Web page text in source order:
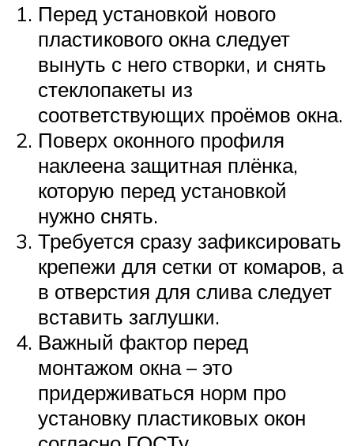
Перед установкой нового
пластикового окна следует
вынуть с него створки, и снять
стеклопакеты из
соответствующих проёмов окна.
Поверх оконного профиля
наклеена защитная плёнка,
которую перед установкой
нужно снять.
Требуется сразу зафиксировать
крепежи для сетки от комаров, а
в отверстия для слива следует
вставить заглушки.
Важный фактор перед
монтажом окна – это
придерживаться норм про
установку пластиковых окон